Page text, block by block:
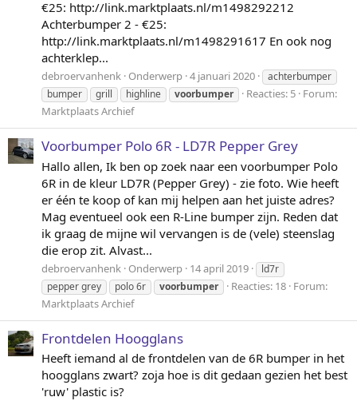
€25: http://link.marktplaats.nl/m1498292212
Achterbumper 2 - €25:
http://link.marktplaats.nl/m1498291617 En ook nog
achterklep...
debroervanhenk Onderwerp 4 januari 2020
achterbumper
bumper
grill highline voorbumper Reacties: 5 Forum:
Marktplaats Archief
Voorbumper Polo 6R - LD7R Pepper Grey
Hallo allen, Ik ben op zoek naar een voorbumper Polo
6R in de kleur LD7R (Pepper Grey) - zie foto. Wie heeft
er één te koop of kan mij helpen aan het juiste adres?
Mag eventueel ook een R-Line bumper zijn. Reden dat
ik graag de mijne wil vervangen is de (vele) steenslag
die erop zit. Alvast...
debroervanhenk Onderwerp 14 april 2019
ld7r
pepper grey
polo 6r voorbumper Reacties: 18 Forum:
Marktplaats Archief
Frontdelen Hoogglans
Heeft iemand al de frontdelen van de 6R bumper in het
hoogglans zwart? zoja hoe is dit gedaan gezien het best
'ruw' plastic is?